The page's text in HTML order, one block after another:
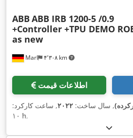
Marl ۴٬۳۰۸ km
ABB ABB IRB 1200-5 /0.9
+Controller +TPU DEMO
as new
اطلاعات قیمت
, سال ساخت: ۲۰۲۲, ساعت کارکرد:
۱۰ h,